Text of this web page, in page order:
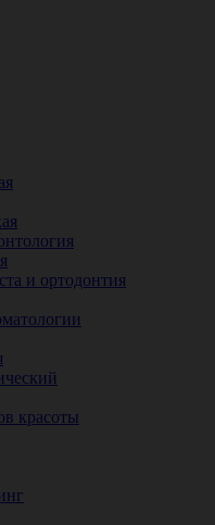
и ортодонтия
красоты